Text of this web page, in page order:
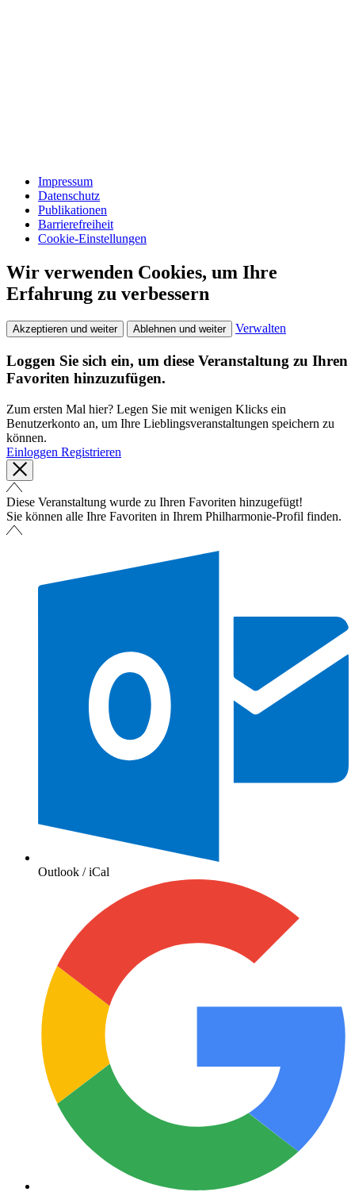
Impressum
Datenschutz
Publikationen
Barrierefreiheit
Cookie-Einstellungen
Wir verwenden Cookies, um Ihre
Erfahrung zu verbessern
Akzeptieren und weiter Ablehnen und weiter Verwalten
Loggen Sie sich ein, um diese Veranstaltung zu Ihren
Favoriten hinzuzufügen.
Zum ersten Mal hier? Legen Sie mit wenigen Klicks ein
Benutzerkonto an, um Ihre Lieblingsveranstaltungen speichern zu
können.
Einloggen Registrieren
Diese Veranstaltung wurde zu Ihren Favoriten hinzugefügt!
Sie können alle Ihre Favoriten in Ihrem Philharmonie-Profil finden.
Outlook / iCal